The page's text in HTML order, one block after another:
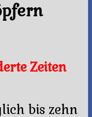
Zeiten
bis zehn